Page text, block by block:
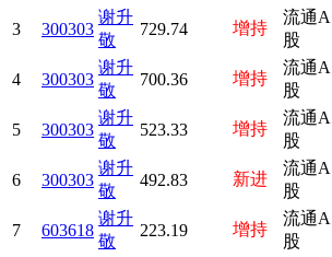
3 300303
谢升
敬
729.74 增持
流通A
股
4 300303
谢升
敬
700.36 增持
流通A
股
5 300303
谢升
敬
523.33 增持
流通A
股
6 300303
谢升
敬
492.83 新进
流通A
股
7 603618
谢升
敬
223.19 增持
流通A
股